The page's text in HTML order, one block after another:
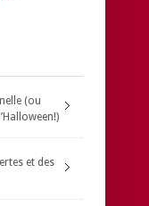
(ou
et des